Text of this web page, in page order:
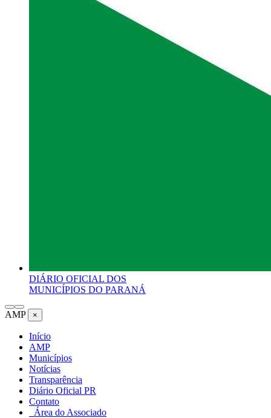
DIÁRIO OFICIAL DOS
MUNICÍPIOS DO PARANÁ
AMP ×
Início
AMP
Municípios
Notícias
Transparência
Diário Oficial PR
Contato
Área do Associado